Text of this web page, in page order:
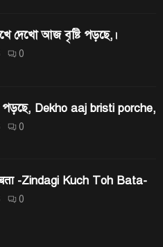
দেখো আজ বৃষ্টি পড়ছে,।
0
পড়ছে, Dekho aaj bristi porche,
0
-Zindagi Kuch Toh Bata-
0